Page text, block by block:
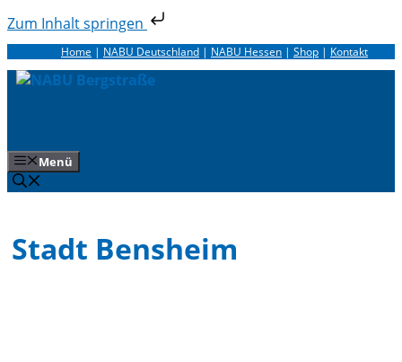
Zum Inhalt springen
Zum
Inhalt
springen
Home | NABU Deutschland | NABU Hessen | Shop | Kontakt
Menü
Stadt Bensheim